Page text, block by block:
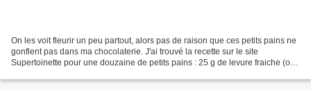
On les voit fleurir un peu partout, alors pas de raison que ces petits pains ne
gonflent pas dans ma chocolaterie. J'ai trouvé la recette sur le site
Supertoinette pour une douzaine de petits pains : 25 g de levure fraiche (ou